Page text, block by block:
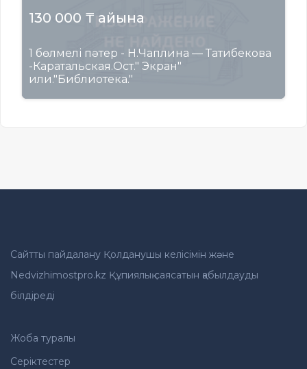
130 000 ₸ айына
1 бөлмелі пәтер - Н.Чаплина — Татибекова
-Каратальская.Ост." Экран"
или."Библиотека."
Сайтты пайдалану Қолданушы келісімін және
Nedvizhimostpro.kz Құпиялық саясатын қабылдауды
білдіреді
Жоба туралы
Серіктестер